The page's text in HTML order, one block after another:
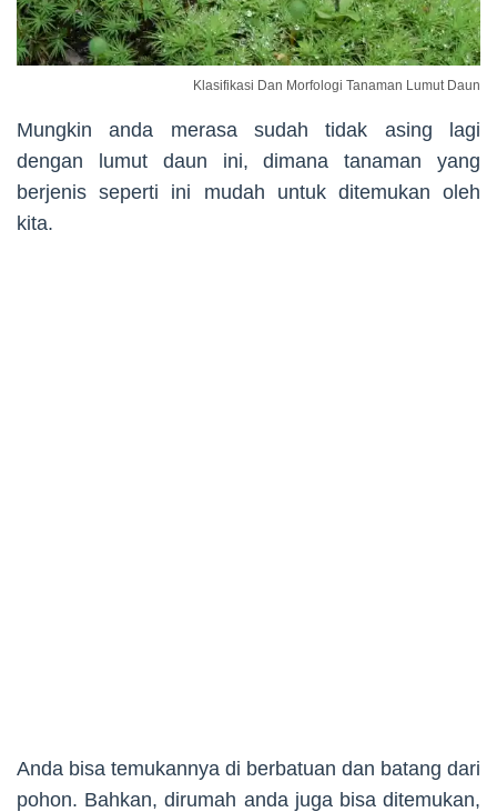
Klasifikasi Dan Morfologi Tanaman Lumut Daun
Mungkin anda merasa sudah tidak asing lagi
dengan lumut daun ini, dimana tanaman yang
berjenis seperti ini mudah untuk ditemukan oleh
kita.
Anda bisa temukannya di berbatuan dan batang dari
pohon. Bahkan, dirumah anda juga bisa ditemukan,